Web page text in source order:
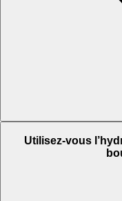
Utilisez-vous